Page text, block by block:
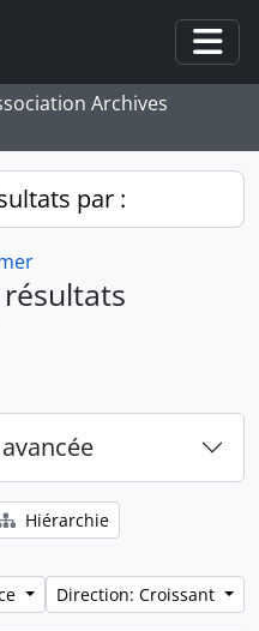
Archives
par :
Hiérarchie
Direction: Croissant